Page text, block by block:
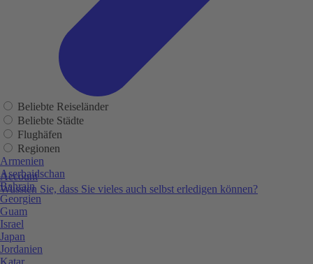
Account
Wussten Sie, dass Sie vieles auch selbst erledigen können?
Beliebte Reiseländer
Beliebte Städte
Flughäfen
Regionen
Armenien
Aserbaidschan
Bahrain
Georgien
Guam
Israel
Japan
Jordanien
Katar